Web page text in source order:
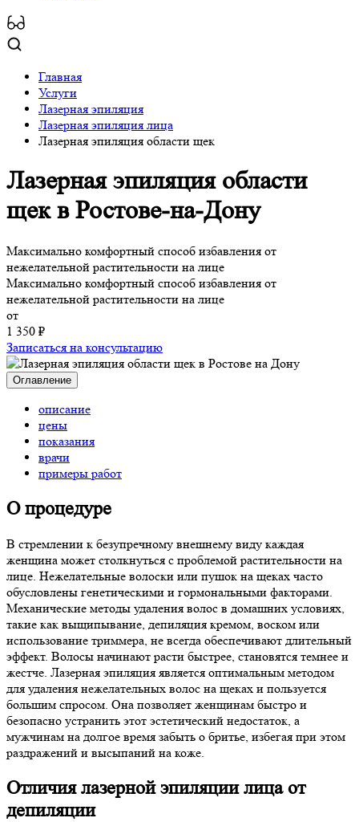
Главная
Услуги
Лазерная эпиляция
Лазерная эпиляция лица
Лазерная эпиляция области щек
Лазерная эпиляция области
щекв Ростове-на-Дону
Максимально комфортный способ избавления от
нежелательной растительности на лице
Максимально комфортный способ избавления от
нежелательной растительности на лице
от
1 350 ₽
Записаться на консультацию
Оглавление
описание
цены
показания
врачи
примеры работ
О процедуре
В стремлении к безупречному внешнему виду каждая
женщина может столкнуться с проблемой растительности на
лице. Нежелательные волоски или пушок на щеках часто
обусловлены генетическими и гормональными факторами.
Механические методы удаления волос в домашних условиях,
такие как выщипывание, депиляция кремом, воском или
использование триммера, не всегда обеспечивают длительный
эффект. Волосы начинают расти быстрее, становятся темнее и
жестче. Лазерная эпиляция является оптимальным методом
для удаления нежелательных волос на щеках и пользуется
большим спросом. Она позволяет женщинам быстро и
безопасно устранить этот эстетический недостаток, а
мужчинам на долгое время забыть о бритье, избегая при этом
раздражений и высыпаний на коже.
Отличия лазерной эпиляции лица от
депиляции